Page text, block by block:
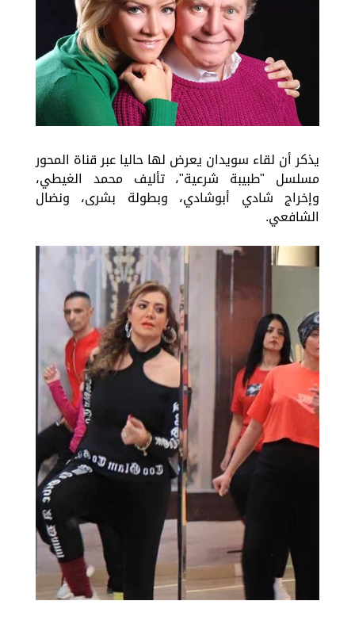
يذكر أن لقاء سويدان يعرض لها حاليا عبر قناة المحور
مسلسل "طبيبة شرعية"، تأليف محمد الغيطي،
وإخراج شادي أبوشادي، وبطولة بشرى، ونضال
الشافعي.